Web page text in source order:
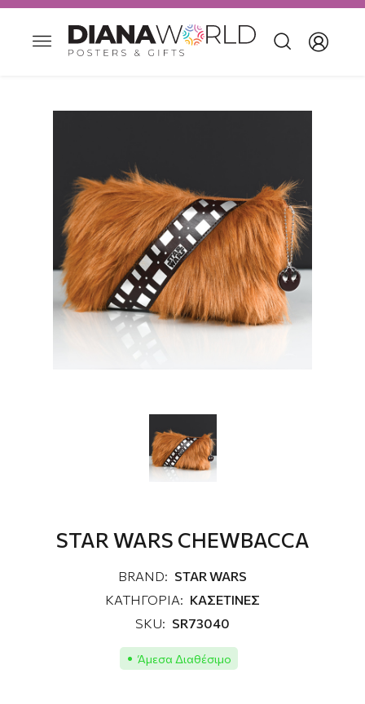
STAR WARS CHEWBACCA
BRAND: STAR WARS
ΚΑΤΗΓΟΡΙΑ: ΚΑΣΕΤΙΝΕΣ
SKU: SR73040
Άμεσα Διαθέσιμο